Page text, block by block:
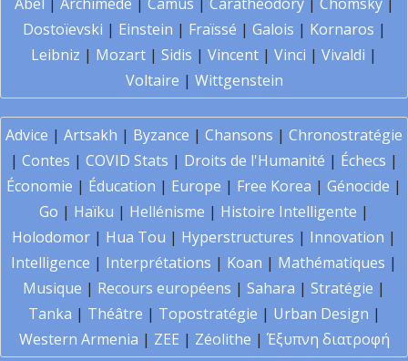
Dostoïevski | Einstein | Fraïssé | Galois | Kornaros |
Leibniz | Mozart | Sidis | Vincent | Vinci | Vivaldi |
Voltaire | Wittgenstein
Advice | Artsakh | Byzance | Chansons | Chronostratégie
| Contes | COVID Stats | Droits de l'Humanité | Échecs |
Économie | Éducation | Europe | Free Korea | Génocide |
Go | Haïku | Hellénisme | Histoire Intelligente |
Holodomor | Hua Tou | Hyperstructures | Innovation |
Intelligence | Interprétations | Koan | Mathématiques |
Musique | Recours européens | Sahara | Stratégie |
Tanka | Théâtre | Topostratégie | Urban Design |
Western Armenia | ZEE | Zéolithe | Έξυπνη διατροφή